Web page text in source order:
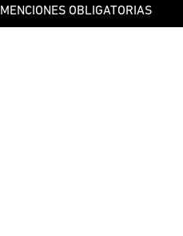
MENCIONES OBLIGATORIAS